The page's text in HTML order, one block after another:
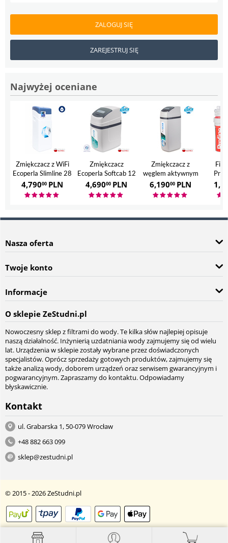
ZALOGUJ SIĘ
ZAREJESTRUJ SIĘ
Najwyżej oceniane
Zmiękczacz z WiFi
Ecoperla Slimline 28
4,79000 PLN
Zmiękczacz
Ecoperla Softcab 12
4,69000 PLN
Zmiękczacz z
węglem aktywnym
Ecoperla Hero
6,19000 PLN
Filtr
Nasza oferta
Twoje konto
Informacje
O sklepie ZeStudni.pl
Nowoczesny sklep z filtrami do wody. Te kilka słów najlepiej opisuje
naszą działalność. Inżynierią uzdatniania wody zajmujemy się od wielu
lat. Urządzenia w sklepie zostały wybrane przez doświadczonych
specjalistów. Oprócz sprzedaży gotowych produktów, zajmujemy się
także analizą wody, doborem urządzeń oraz serwisem gwarancyjnym i
pogwarancyjnym. Zapraszamy do kontaktu. Odpowiadamy
błyskawicznie.
Kontakt
ul. Grabarska 1, 50-079 Wrocław
+48 882 663 099
sklep@zestudni.pl
© 2015 - 2026 ZeStudni.pl